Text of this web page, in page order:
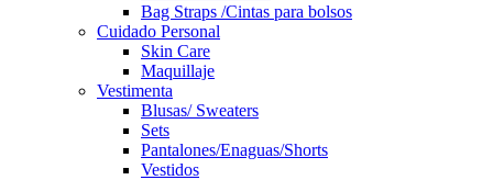
Bag Straps /Cintas para bolsos
Cuidado Personal
Skin Care
Maquillaje
Vestimenta
Blusas/ Sweaters
Sets
Pantalones/Enaguas/Shorts
Vestidos